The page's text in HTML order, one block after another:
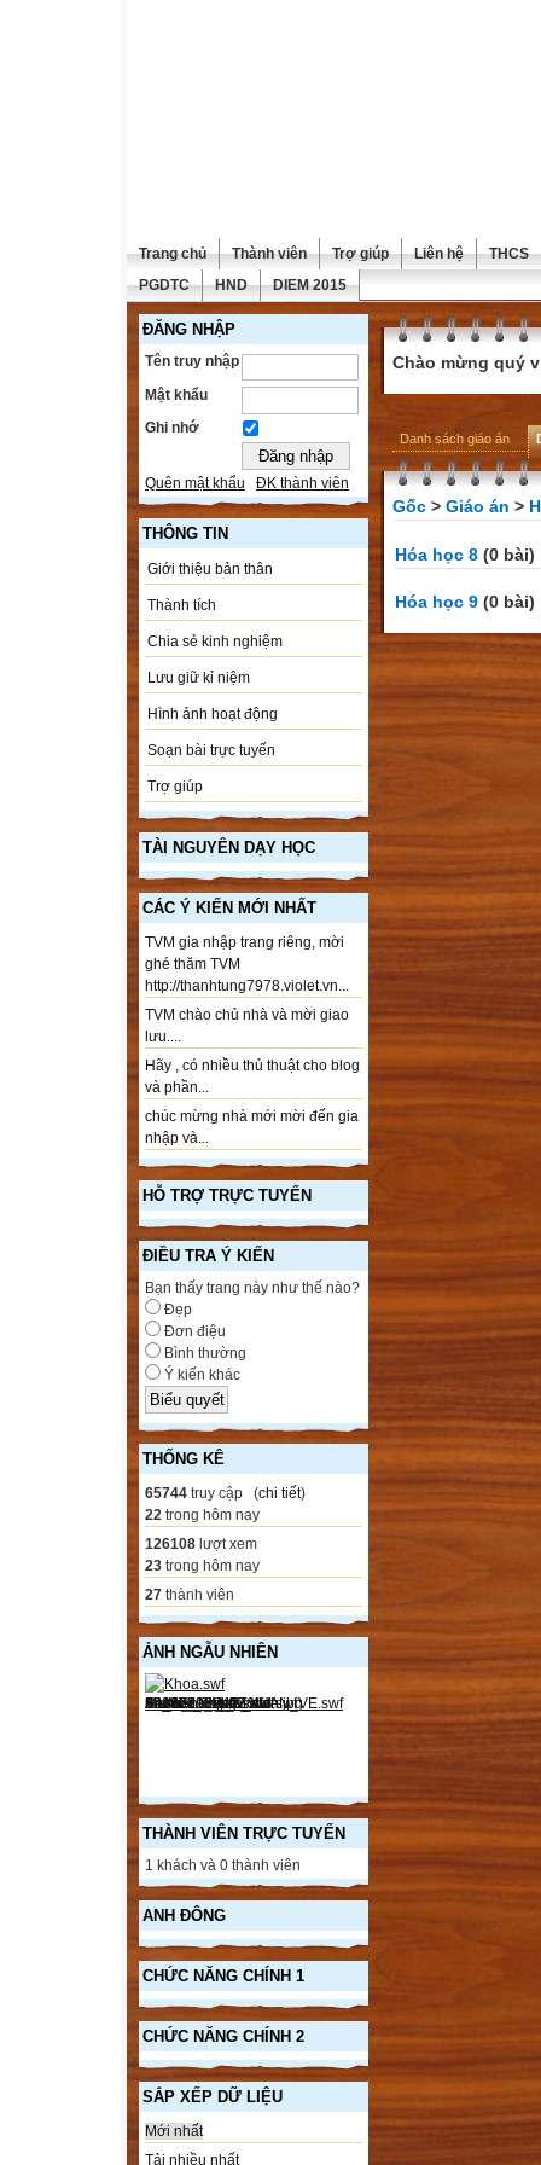
Trang chủ Thành viên Trợ giúp Liên hệ
THCS
PGDTC
HND DIEM 2015
ĐĂNG NHẬP
Tên truy nhập
Mật khẩu
Ghi nhớ
Quên mật khẩu ĐK thành viên
THÔNG TIN
Giới thiệu bản thân
Thành tích
Chia sẻ kinh nghiệm
Lưu giữ kỉ niệm
Hình ảnh hoạt động
Soạn bài trực tuyến
Trợ giúp
TÀI NGUYÊN DẠY HỌC
CÁC Ý KIẾN MỚI NHẤT
TVM gia nhập trang riêng, mời
ghé thăm TVM
http://thanhtung7978.violet.vn...
TVM chào chủ nhà và mời giao
lưu....
Hãy , có nhiều thủ thuật cho blog
và phần...
chúc mừng nhà mới mời đến gia
nhập và...
HỖ TRỢ TRỰC TUYẾN
ĐIỀU TRA Ý KIẾN
Bạn thấy trang này như thế nào?
Đẹp
Đơn điệu
Bình thường
Ý kiến khác
THỐNG KÊ
65744 truy cập (chi tiết)
22 trong hôm nay
126108 lượt xem
23 trong hôm nay
27 thành viên
ẢNH NGẪU NHIÊN
THÀNH VIÊN TRỰC TUYẾN
1 khách và 0 thành viên
ANH ĐÔNG
CHỨC NĂNG CHÍNH 1
CHỨC NĂNG CHÍNH 2
SẮP XẾP DỮ LIỆU
Mới nhất
Tải nhiều nhất
Chào mừng quý
Danh sách giáo án
Gốc > Giáo án >
Hóa học 8 (0 bài)
Hóa học 9 (0 bài)